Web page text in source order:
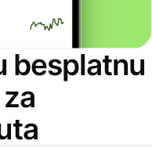
besplatnu